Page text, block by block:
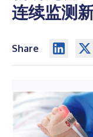
连续监测
Share